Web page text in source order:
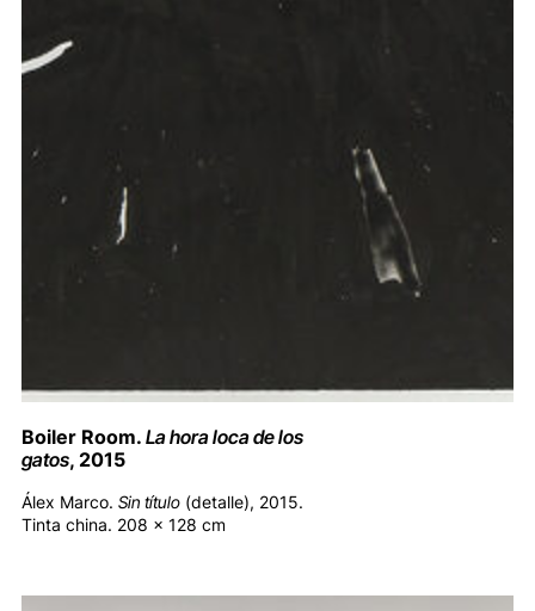
Boiler Room. La hora loca de los
gatos, 2015
Álex Marco. Sin título (detalle), 2015.
Tinta china. 208 x 128 cm